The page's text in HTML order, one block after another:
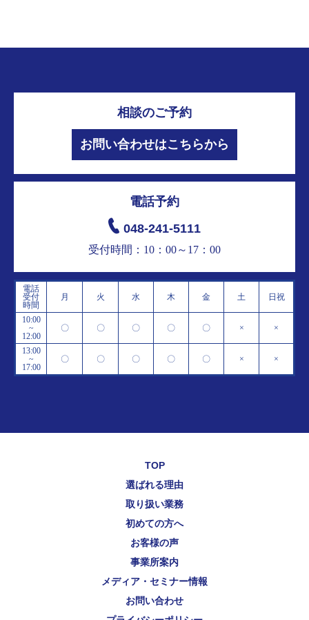
相談のご予約
お問い合わせはこちらから
電話予約
048-241-5111
受付時間：10：00～17：00
電話
受付
時間
月 火 水 木 金 土 日祝
10:00
~
12:00
〇 〇 〇 〇 〇 × ×
13:00
~
17:00
〇 〇 〇 〇 〇 × ×
TOP
選ばれる理由
取り扱い業務
初めての方へ
お客様の声
事業所案内
メディア・セミナー情報
お問い合わせ